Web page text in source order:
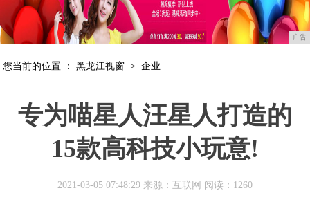
广告
您当前的位置 ：黑龙江视窗 >企业
专为喵星人汪星人打造的
15款高科技小玩意!
2021-03-05 07:48:29 来源：互联网 阅读：1260